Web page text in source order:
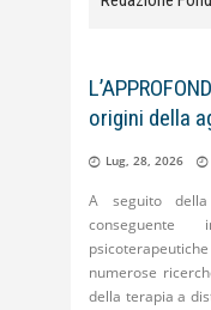
origini della
Lug, 28, 2026
A seguito
conseguente
numerose
della terapia a